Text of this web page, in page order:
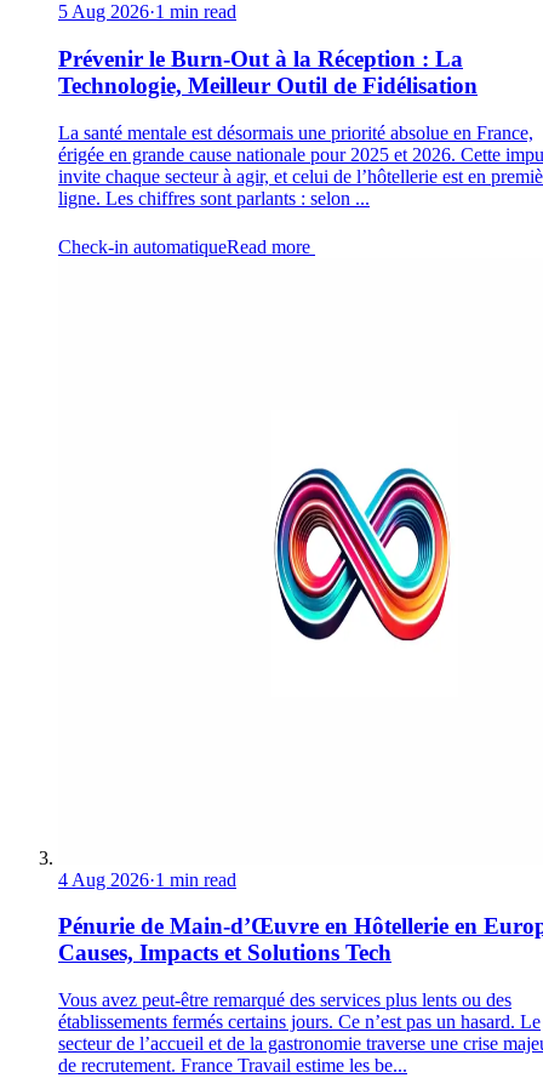
5 Aug 2026·1 min read
Prévenir le Burn-Out à la Réception : La
Technologie, Meilleur Outil de Fidélisation
La santé mentale est désormais une priorité absolue en France,
érigée en grande cause nationale pour 2025 et 2026. Cette
invite chaque secteur à agir, et celui de l’hôtellerie est en
ligne. Les chiffres sont parlants : selon ...
Check-in automatiqueRead more
4 Aug 2026·1 min read
Pénurie de Main-d’Œuvre en Hôtellerie en
Causes, Impacts et Solutions Tech
Vous avez peut-être remarqué des services plus lents ou des
établissements fermés certains jours. Ce n’est pas un hasard. Le
secteur de l’accueil et de la gastronomie traverse une crise
de recrutement. France Travail estime les be...